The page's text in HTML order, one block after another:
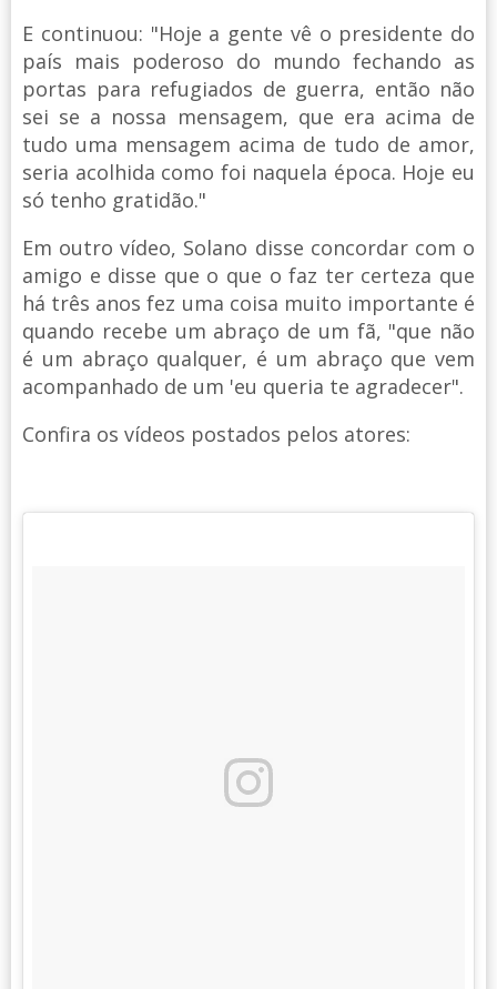
E continuou: "Hoje a gente vê o presidente do
país mais poderoso do mundo fechando as
portas para refugiados de guerra, então não
sei se a nossa mensagem, que era acima de
tudo uma mensagem acima de tudo de amor,
seria acolhida como foi naquela época. Hoje eu
só tenho gratidão."
Em outro vídeo, Solano disse concordar com o
amigo e disse que o que o faz ter certeza que
há três anos fez uma coisa muito importante é
quando recebe um abraço de um fã, "que não
é um abraço qualquer, é um abraço que vem
acompanhado de um 'eu queria te agradecer".
Confira os vídeos postados pelos atores: